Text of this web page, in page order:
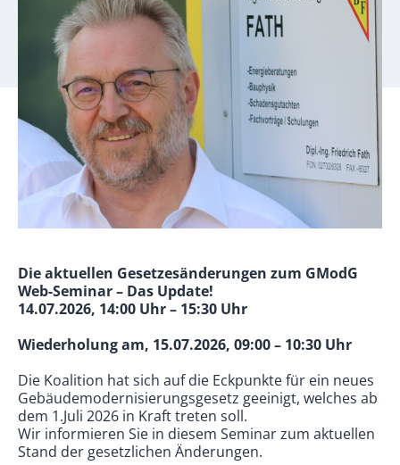
Die aktuellen Gesetzesänderungen zum GModG
Web-Seminar – Das Update!
14.07.2026, 14:00 Uhr – 15:30 Uhr
Wiederholung am, 15.07.2026, 09:00 – 10:30 Uhr
Die Koalition hat sich auf die Eckpunkte für ein neues
Gebäudemodernisierungsgesetz geeinigt, welches ab
dem 1.Juli 2026 in Kraft treten soll.
Wir informieren Sie in diesem Seminar zum aktuellen
Stand der gesetzlichen Änderungen.